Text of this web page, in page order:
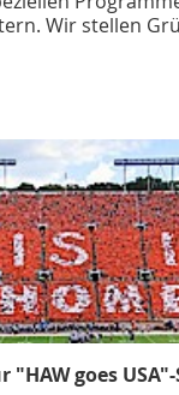
Wir stellen
goes